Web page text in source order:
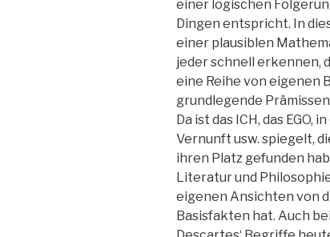
einer logischen
Dingen entspricht. In
einer plausiblen
jeder schnell erkennen,
eine Reihe von eigenen
grundlegende
Da ist das ICH, das EGO,
Vernunft usw. spiegelt,
ihren Platz gefunden
Literatur und
eigenen Ansichten von
Basisfakten hat. Auch